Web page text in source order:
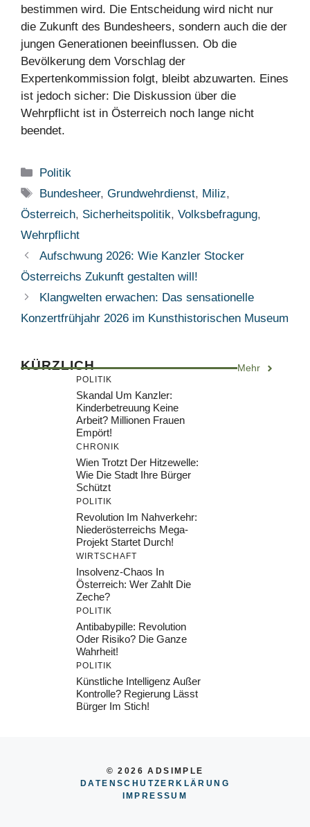
bestimmen wird. Die Entscheidung wird nicht nur
die Zukunft des Bundesheers, sondern auch die der
jungen Generationen beeinflussen. Ob die
Bevölkerung dem Vorschlag der
Expertenkommission folgt, bleibt abzuwarten. Eines
ist jedoch sicher: Die Diskussion über die
Wehrpflicht ist in Österreich noch lange nicht
beendet.
Kategorien
Politik
Schlagwörter
Bundesheer,Grundwehrdienst, Miliz,
Österreich, Sicherheitspolitik, Volksbefragung,
Wehrpflicht
Aufschwung 2026: Wie Kanzler Stocker
Österreichs Zukunft gestalten will!
Klangwelten erwachen: Das sensationelle
Konzertfrühjahr 2026 im Kunsthistorischen Museum
KÜRZLICH Mehr
POLITIK
Skandal Um Kanzler:
Kinderbetreuung Keine
Arbeit? Millionen Frauen
Empört!
CHRONIK
Wien Trotzt Der Hitzewelle:
Wie Die Stadt Ihre Bürger
Schützt
POLITIK
Revolution Im Nahverkehr:
Niederösterreichs Mega-
Projekt Startet Durch!
WIRTSCHAFT
Insolvenz-Chaos In
Österreich: Wer Zahlt Die
Zeche?
POLITIK
Antibabypille: Revolution
Oder Risiko? Die Ganze
Wahrheit!
POLITIK
Künstliche Intelligenz Außer
Kontrolle? Regierung Lässt
Bürger Im Stich!
© 2026 ADSIMPLE
DATENSCHUTZERKLÄRUNG
IMPRESSU M